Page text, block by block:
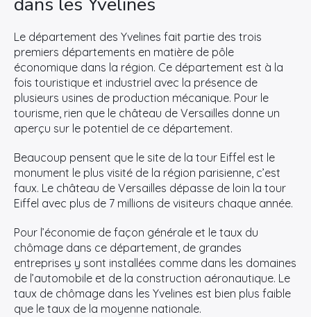
Le département des Yvelines fait partie des trois
premiers départements en matière de pôle
économique dans la région. Ce département est à la
fois touristique et industriel avec la présence de
plusieurs usines de production mécanique. Pour le
tourisme, rien que le château de Versailles donne un
aperçu sur le potentiel de ce département.
Beaucoup pensent que le site de la tour Eiffel est le
monument le plus visité de la région parisienne, c’est
faux. Le château de Versailles dépasse de loin la tour
Eiffel avec plus de 7 millions de visiteurs chaque année.
Pour l’économie de façon générale et le taux du
chômage dans ce département, de grandes
entreprises y sont installées comme dans les domaines
de l’automobile et de la construction aéronautique. Le
taux de chômage dans les Yvelines est bien plus faible
que le taux de la moyenne nationale.
×
: